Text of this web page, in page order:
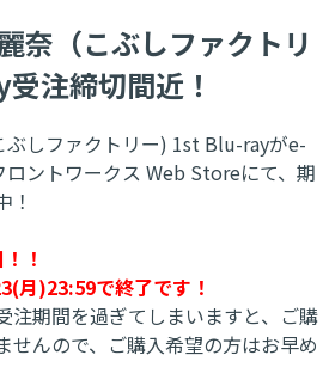
奈（こぶしファクトリ
注締切間近！
ぶしファクトリー) 1st Blu-rayがe-
ントワークス Web Storeにて、期
！
！
月)23:59で終了です！
期間を過ぎてしまいますと、ご購
せんので、ご購入希望の方はお早め